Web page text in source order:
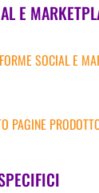
E
SOCIAL E
PAGINE